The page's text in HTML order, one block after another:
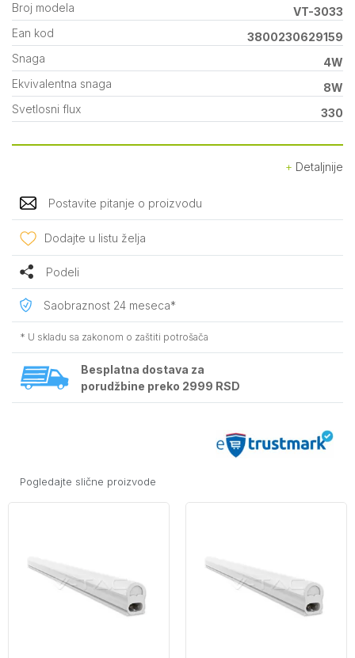
Broj modela
VT-3033
Ean kod
3800230629159
Snaga
4W
Ekvivalentna snaga
8W
Svetlosni flux
330
Detaljnije
Postavite pitanje o proizvodu
Dodajte u listu želja
Podeli
Saobraznost 24 meseca*
* U skladu sa zakonom o zaštiti potrošača
Besplatna dostava za
porudžbine preko 2999 RSD
Pogledajte slične proizvode